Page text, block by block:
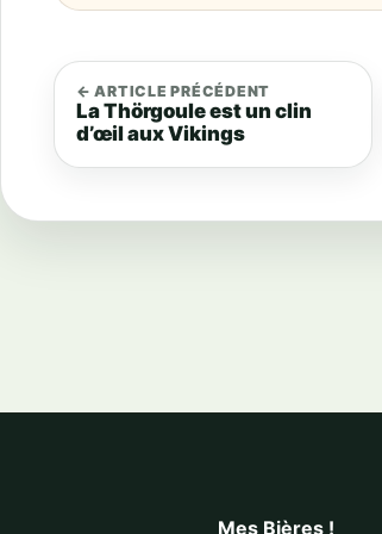
← ARTICLE PRÉCÉDENT
La Thörgoule est un clin
d’œil aux Vikings
Mes Bières !